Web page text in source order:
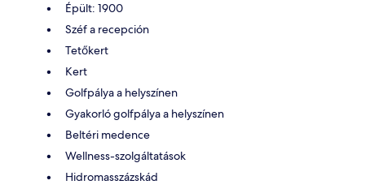
Épült: 1900
Széf a recepción
Tetőkert
Kert
Golfpálya a helyszínen
Gyakorló golfpálya a helyszínen
Beltéri medence
Wellness-szolgáltatások
Hidromasszázskád